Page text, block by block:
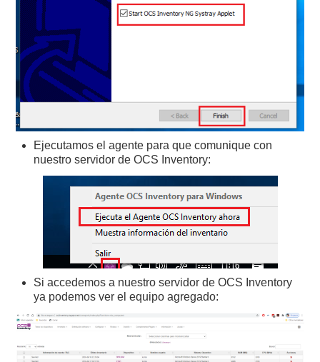
Ejecutamos el agente para que comunique con
nuestro servidor de OCS Inventory:
Si accedemos a nuestro servidor de OCS Inventory
ya podemos ver el equipo agregado: